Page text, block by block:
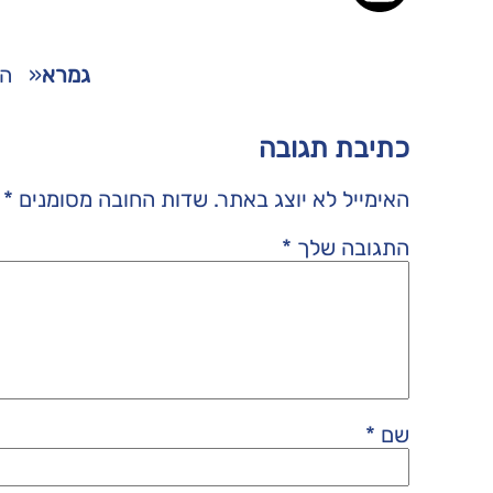
גמרא«
כתיבת תגובה
האימייל לא יוצג באתר. שדות החובה מסומנים *
התגובה שלך *
שם *